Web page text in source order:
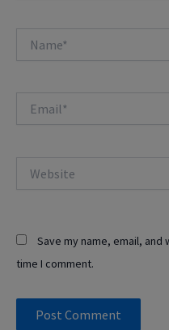
Save my name, email,
time I comment.